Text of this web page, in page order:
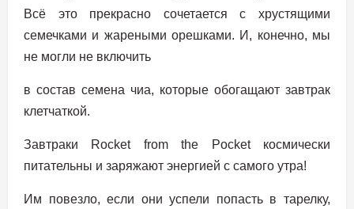
Всё это прекрасно сочетается с хрустящими
семечками и жареными орешками. И, конечно, мы
не могли не включить
в состав семена чиа, которые обогащают завтрак
клетчаткой.
Завтраки Rocket from the Pocket космически
питательны и заряжают энергией с самого утра!
Им повезло, если они успели попасть в тарелку,